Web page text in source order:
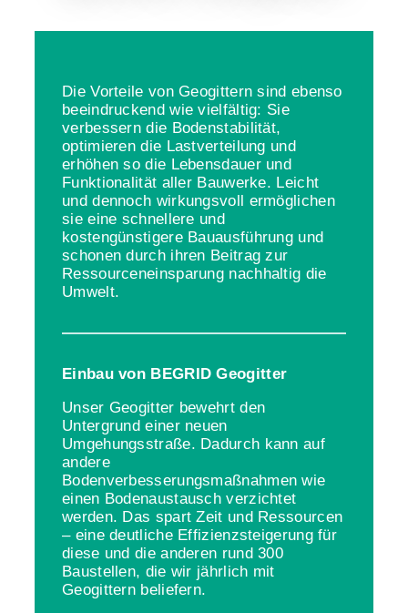
Die Vorteile von Geogittern sind ebenso
beeindruckend wie vielfältig: Sie
verbessern die Bodenstabilität,
optimieren die Lastverteilung und
erhöhen so die Lebensdauer und
Funktionalität aller Bauwerke. Leicht
und dennoch wirkungsvoll ermöglichen
sie eine schnellere und
kostengünstigere Bauausführung und
schonen durch ihren Beitrag zur
Ressourceneinsparung nachhaltig die
Umwelt.
Einbau von BEGRID Geogitter
Unser Geogitter bewehrt den
Untergrund einer neuen
Umgehungsstraße. Dadurch kann auf
andere
Bodenverbesserungsmaßnahmen wie
einen Bodenaustausch verzichtet
werden. Das spart Zeit und Ressourcen
– eine deutliche Effizienzsteigerung für
diese und die anderen rund 300
Baustellen, die wir jährlich mit
Geogittern beliefern.